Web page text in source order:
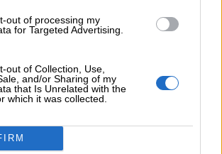
out of processing my
for Targeted Advertising.
out of Collection, Use,
and/or Sharing of my
that Is Unrelated with the
which it was collected.
συμφέρον
- «ΕΡΡΙΚΟΣ ΝΤΥΝΑΝ»